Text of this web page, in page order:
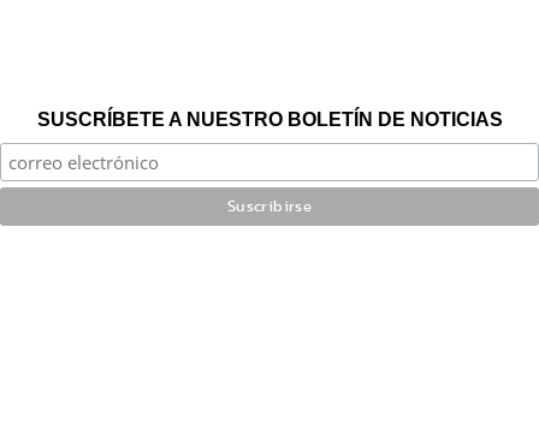
SUSCRÍBETE A NUESTRO BOLETÍN DE NOTICIAS